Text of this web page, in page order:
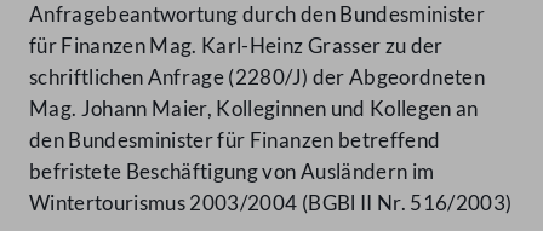
Anfragebeantwortung durch den Bundesminister
für Finanzen Mag. Karl-Heinz Grasser zu der
schriftlichen Anfrage (2280/J) der Abgeordneten
Mag. Johann Maier, Kolleginnen und Kollegen an
den Bundesminister für Finanzen betreffend
befristete Beschäftigung von Ausländern im
Wintertourismus 2003/2004 (BGBl II Nr. 516/2003)